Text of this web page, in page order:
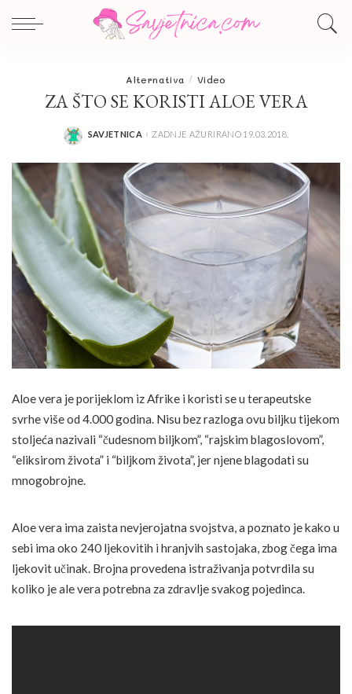
Alternativa Video
ZA ŠTO SE KORISTI ALOE VERA
POSTED
SAVJETNICA ZADNJE AŽURIRANO 19.03.2018.
Aloe vera je porijeklom iz Afrike i koristi se u terapeutske
svrhe više od 4.000 godina. Nisu bez razloga ovu biljku tijekom
stoljeća nazivali “čudesnom biljkom”, “rajskim blagoslovom”,
“eliksirom života” i “biljkom života”, jer njene blagodati su
mnogobrojne.
Aloe vera ima zaista nevjerojatna svojstva, a poznato je kako u
sebi ima oko 240 ljekovitih i hranjvih sastojaka, zbog čega ima
ljekovit učinak. Brojna provedena istraživanja potvrdila su
koliko je ale vera potrebna za zdravlje svakog pojedinca.